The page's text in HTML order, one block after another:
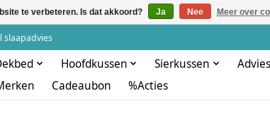
slaapadvies
Hoofdkussen Sierkussen
Cadeaubon %Acties
te verbeteren. Is dat akkoord? Ja Nee Meer over